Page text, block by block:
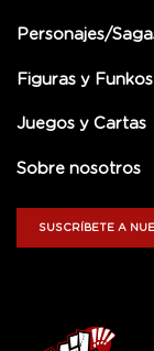
Personajes/
Figuras y Funkos
Juegos y Cartas
Sobre nosotros
SUSCRÍBETE A